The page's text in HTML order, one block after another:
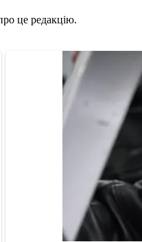
це редакцію.